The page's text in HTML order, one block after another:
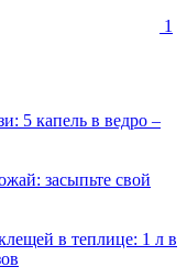
1
5 капель в ведро –
засыпьте свой
в теплице: 1 л в